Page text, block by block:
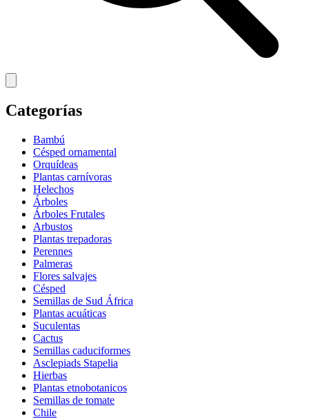
Categorías
Bambú
Césped ornamental
Orquídeas
Plantas carnívoras
Helechos
Árboles
Árboles Frutales
Arbustos
Plantas trepadoras
Perennes
Palmeras
Flores salvajes
Césped
Semillas de Sud África
Plantas acuáticas
Suculentas
Cactus
Semillas caduciformes
Asclepiads Stapelia
Hierbas
Plantas etnobotanicos
Semillas de tomate
Chile